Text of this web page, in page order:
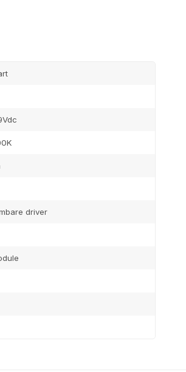
driver